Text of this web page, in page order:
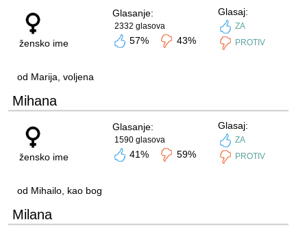
žensko ime
Glasanje:
2332 glasova
57% 43%
Glasaj:
ZA
PROTIV
od Marija, voljena
Mihana
žensko ime
Glasanje:
1590 glasova
41% 59%
Glasaj:
ZA
PROTIV
od Mihailo, kao bog
Milana